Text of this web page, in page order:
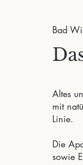
Bad
Altes
mit
Linie.
Die
sowie